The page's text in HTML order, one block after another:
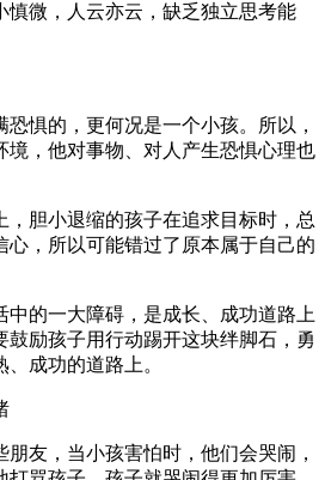
慎微，人云亦云，缺乏独立思考能
恐惧的，更何况是一个小孩。所以，
境，他对事物、对人产生恐惧心理也
，胆小退缩的孩子在追求目标时，总
心，所以可能错过了原本属于自己的
中的一大障碍，是成长、成功道路上
鼓励孩子用行动踢开这块绊脚石，勇
成功的道路上。
友，当小孩害怕时，他们会哭闹，